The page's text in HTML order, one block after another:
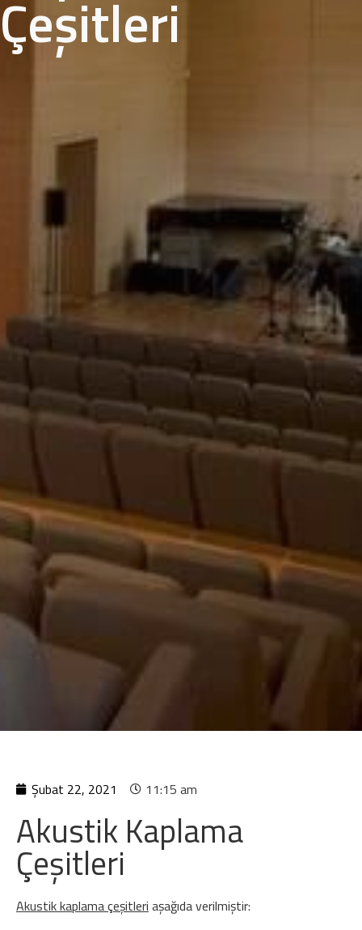
Çeşitleri
Şubat 22, 2021 11:15 am
Akustik Kaplama
Çeşitleri
Akustik kaplama çeşitleri aşağıda verilmiştir: